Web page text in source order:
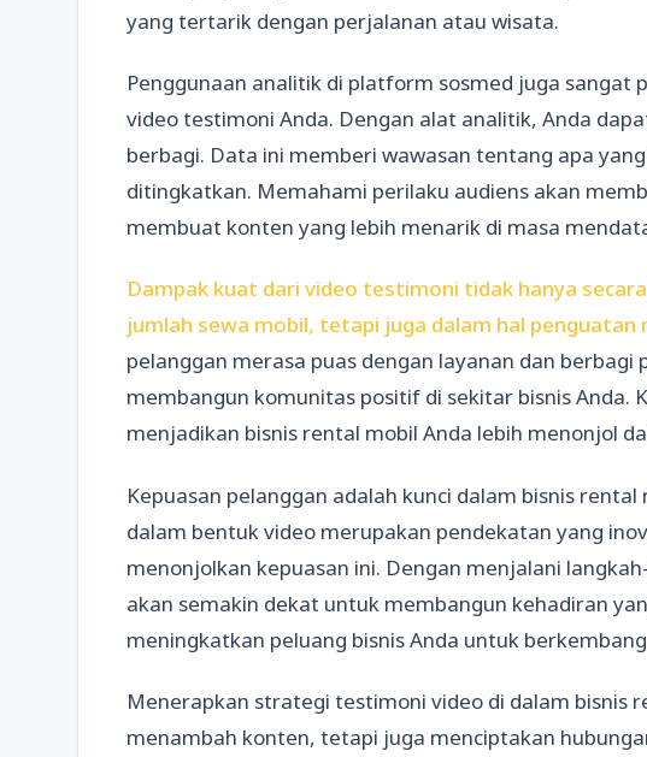
yang tertarik dengan perjalanan atau wisata.
Penggunaan analitik di platform sosmed juga
video testimoni Anda. Dengan alat analitik, Anda
berbagi. Data ini memberi wawasan tentang apa
ditingkatkan. Memahami perilaku audiens akan
membuat konten yang lebih menarik di masa
Dampak kuat dari video testimoni tidak hanya
jumlah sewa mobil, tetapi juga dalam hal penguatan
pelanggan merasa puas dengan layanan dan berbagi
membangun komunitas positif di sekitar bisnis Anda.
menjadikan bisnis rental mobil Anda lebih menonjol
Kepuasan pelanggan adalah kunci dalam bisnis
dalam bentuk video merupakan pendekatan yang
menonjolkan kepuasan ini. Dengan menjalani
akan semakin dekat untuk membangun kehadiran
meningkatkan peluang bisnis Anda untuk
Menerapkan strategi testimoni video di dalam bisnis
menambah konten, tetapi juga menciptakan